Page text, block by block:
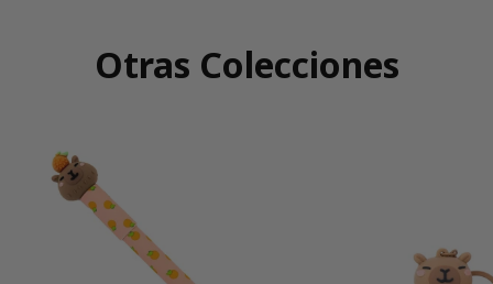
Otras Colecciones